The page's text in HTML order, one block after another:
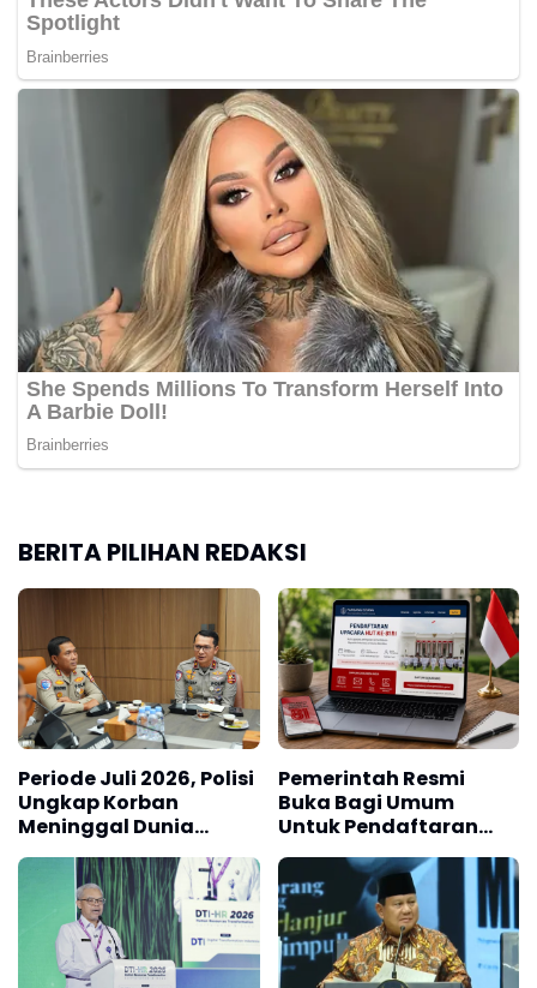
BERITA PILIHAN REDAKSI
Periode Juli 2026, Polisi
Ungkap Korban
Meninggal Dunia
Akibat Lakalantas
Semester 1 Turun 22,92
Persen
Pemerintah Resmi
Buka Bagi Umum
Untuk Pendaftaran
Upacara HUT ke-81 RI